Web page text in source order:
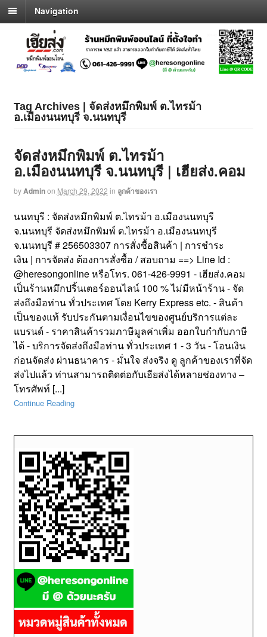
Navigation
Tag Archives | จัดส่งหมึกพิมพ์ ต.ไทรม้า
อ.เมืองนนทบุรี จ.นนทบุรี
จัดส่งหมึกพิมพ์ ต.ไทรม้า
อ.เมืองนนทบุรี จ.นนทบุรี | เฮียส่ง.คอม
byAdminon March 29, 2022 in ลูกค้าของเรา
นนทบุรี : จัดส่งหมึกพิมพ์ ต.ไทรม้า อ.เมืองนนทบุรี
จ.นนทบุรี จัดส่งหมึกพิมพ์ ต.ไทรม้า อ.เมืองนนทบุรี
จ.นนทบุรี # 256503307 การสั่งซื้อสินค้า | การชำระ
เงิน | การจัดส่ง ต้องการสั่งซื้อ / สอบถาม ==> Line Id :
@heresongonline หรือโทร. 061-426-9991 - เฮียส่ง.คอม
เป็นร้านหมึกปริ้นเตอร์ออนไลน์ 100 % ไม่มีหน้าร้าน - จัด
ส่งถึงมือท่าน ทั่วประเทศ โดย Kerry Express etc. - สินค้า
เป็นของแท้ รับประกันตามเงื่อนไขของศูนย์บริการแต่ละ
แบรนด์ - ราคาสินค้ารวมภาษีมูลค่าเพิ่ม ออกใบกำกับภาษี
ได้ - บริการจัดส่งถึงมือท่าน ทั่วประเทศ 1 - 3 วัน - โอนเงิน
ก่อนจัดส่ง ผ่านธนาคาร - มั่นใจ ส่งจริง ดู ลูกค้าของเราที่จัด
ส่งไปแล้ว ท่านสามารถติดต่อกับเฮียส่งได้หลายช่องทาง –
โทรศัพท์ [...]
Continue Reading